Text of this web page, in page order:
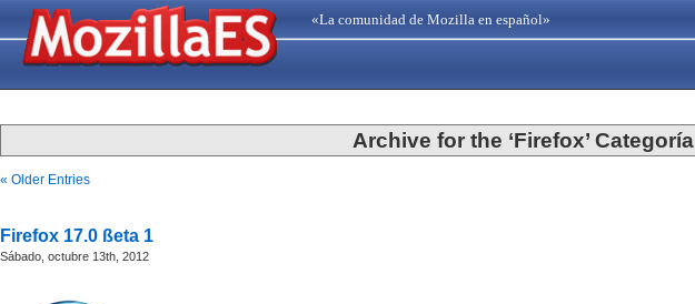
«La comunidad de Mozilla en español»
Archive for the ‘Firefox’ Categoría
« Older Entries
Firefox 17.0 ßeta 1
Sábado, octubre 13th, 2012